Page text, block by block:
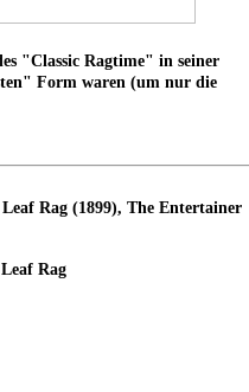
"Classic Ragtime" in seiner
Form waren (um nur die
Rag (1899), The Entertainer
Rag